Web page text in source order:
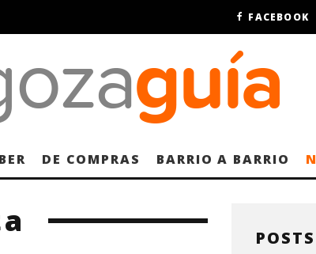
FACEBOOK
DE COMPRAS BARRIO A BARRIO